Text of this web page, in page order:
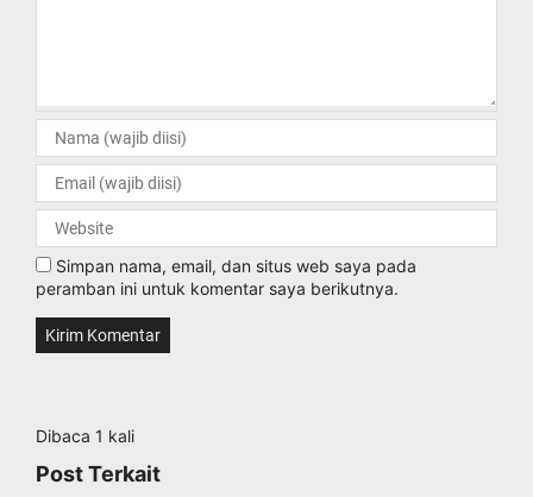
Simpan nama, email, dan situs web saya pada
peramban ini untuk komentar saya berikutnya.
Dibaca 1 kali
Post Terkait